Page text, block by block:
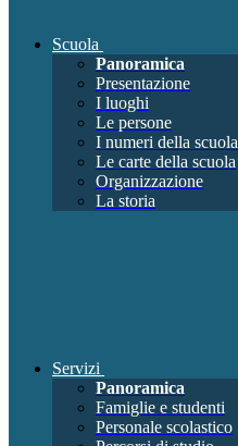
Scuola
Panoramica
Presentazione
I luoghi
Le persone
I numeri della scuola
Le carte della scuola
Organizzazione
La storia
Servizi
Panoramica
Famiglie e studenti
Personale scolastico